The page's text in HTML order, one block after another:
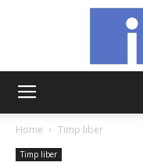
Home Timp liber
Timp liber